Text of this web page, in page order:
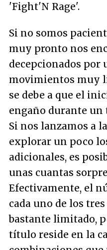
'Fight'N Rage'.
Si no somos
muy pronto nos
decepcionados por
movimientos muy
se debe a que el
engaño durante
Si nos lanzamos a
explorar un poco
adicionales, es
unas cuantas
Efectivamente, el
cada uno de los
bastante limitado,
título reside en la